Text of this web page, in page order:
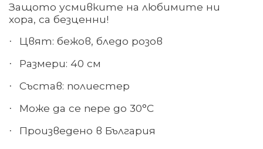
Защото усмивките на любимите ни
хора, са безценни!
· Цвят: бежов, бледо розов
· Размери: 40 см
· Състав: полиестер
· Може да се пере до 30°С
· Произведено в България